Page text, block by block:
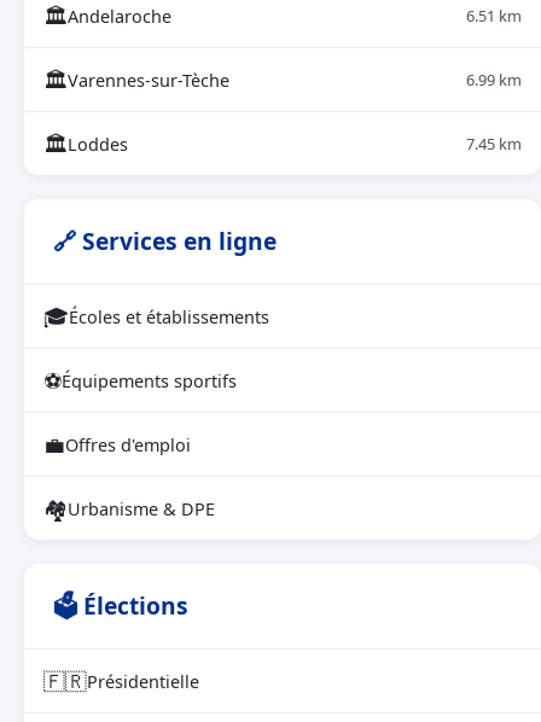
🏛Andelaroche 6.51 km
🏛Varennes-sur-Tèche 6.99 km
🏛Loddes 7.45 km
🔗 Services en ligne
🎓Écoles et établissements
⚽Équipements sportifs
💼Offres d'emploi
🏘Urbanisme & DPE
🗳 Élections
🇫🇷Présidentielle